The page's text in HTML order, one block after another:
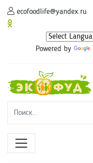
ecofoodlife@yandex.ru
Powered by